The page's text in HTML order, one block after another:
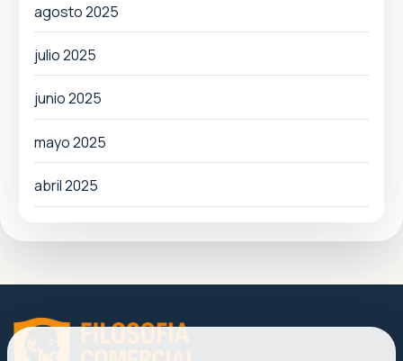
agosto 2025
julio 2025
junio 2025
mayo 2025
abril 2025